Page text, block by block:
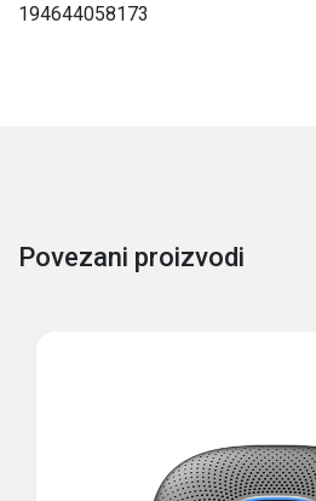
194644058173
Povezani proizvodi